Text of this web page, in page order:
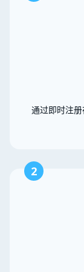
通过即时注
2